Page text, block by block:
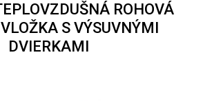
ROHOVÁ
S VÝSUVNÝMI
DVIERKAMI